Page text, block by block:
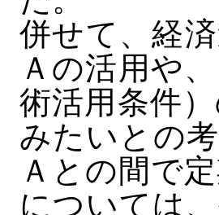
併せて、経
Ａの活用や
術活用条件
みたいとの
Ａとの間で
については